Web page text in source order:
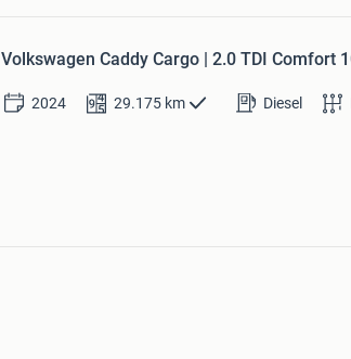
Volkswagen Caddy Cargo | 2.0 TDI Comfort
2024 29.175 km Diesel